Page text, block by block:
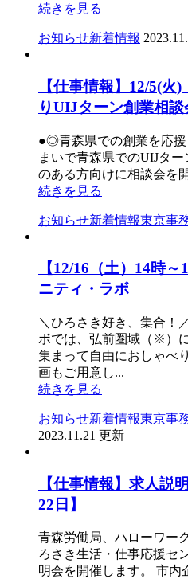
続きを見る
お知らせ新着情報
【仕事情報】12/5(
りUIJターン創業相
●◎青森県での創業を応
まいで青森県でのUIJタ
のある方向けに相談会を
続きを見る
お知らせ新着情報東京事
【12/16（土）14時
ニティ・ラボ
＼ひろさき好き、集合！
ボでは、弘前圏域（※）
集まって自由におしゃべ
画もご用意し...
続きを見る
お知らせ新着情報東京事
2023.11.21 更新
【仕事情報】求人説
22日】
青森労働局、ハローワー
ろさき生活・仕事応援セ
明会を開催します。 市内